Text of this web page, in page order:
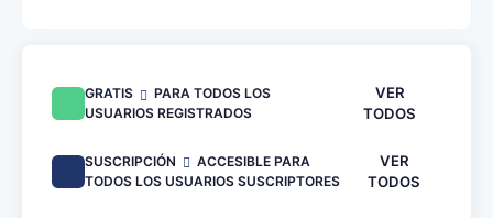
GRATIS
PARA TODOS LOS
USUARIOS REGISTRADOS
VER
TODOS
SUSCRIPCIÓN
ACCESIBLE PARA
TODOS LOS USUARIOS SUSCRIPTORES
VER
TODOS